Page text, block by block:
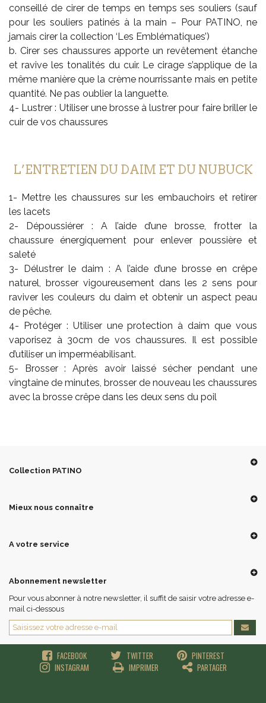
conseillé de cirer de temps en temps ses souliers (sauf
pour les souliers patinés à la main – Pour PATINO, ne
jamais cirer la collection ‘Les Emblématiques’)
b. Cirer ses chaussures apporte un revêtement étanche
et ravive les tonalités du cuir. Le cirage s’applique de la
même manière que la crème nourrissante mais en petite
quantité. Ne pas oublier la languette.
4- Lustrer : Utiliser une brosse à lustrer pour faire briller le
cuir de vos chaussures
L’ENTRETIEN DU DAIM ET DU NUBUCK
1- Mettre les chaussures sur les embauchoirs et retirer
les lacets
2- Dépoussiérer : A l’aide d’une brosse, frotter la
chaussure énergiquement pour enlever poussière et
saleté
3- Délustrer le daim : A l’aide d’une brosse en crêpe
naturel, brosser vigoureusement dans les 2 sens pour
raviver les couleurs du daim et obtenir un aspect peau
de pêche.
4- Protéger : Utiliser une protection à daim que vous
vaporisez à 30cm de vos chaussures. Il est possible
d’utiliser un imperméabilisant.
5- Brosser : Après avoir laissé sécher pendant une
vingtaine de minutes, brosser de nouveau les chaussures
avec la brosse crêpe dans les deux sens du poil
Collection PATINO
Mieux nous connaître
A votre service
Abonnement newsletter
Pour vous abonner à notre newsletter, il suffit de saisir votre adresse e-
mail ci-dessous
FACEBOOK TWITTER
PINTEREST
INSTAGRAM
IMPRIMER PARTAGER